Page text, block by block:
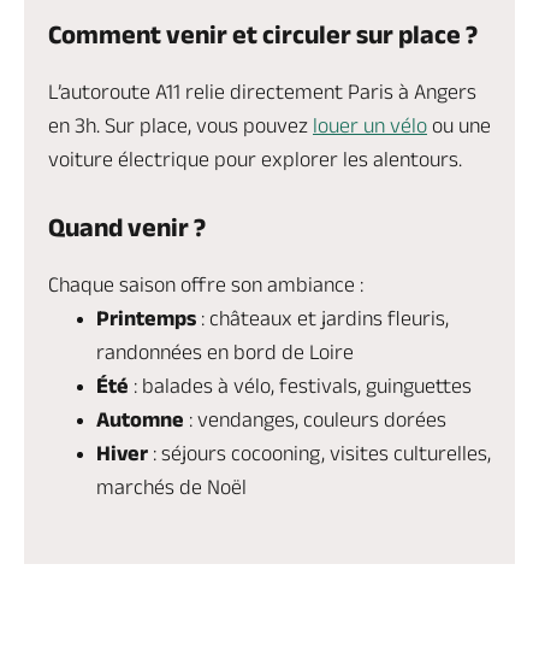
Comment venir et circuler sur place ?
L’autoroute A11 relie directement Paris à Angers
en 3h. Sur place, vous pouvez louer un vélo ou une
voiture électrique pour explorer les alentours.
Quand venir ?
Chaque saison offre son ambiance :
Printemps : châteaux et jardins fleuris,
randonnées en bord de Loire
Été : balades à vélo, festivals, guinguettes
Automne : vendanges, couleurs dorées
Hiver : séjours cocooning, visites culturelles,
marchés de Noël